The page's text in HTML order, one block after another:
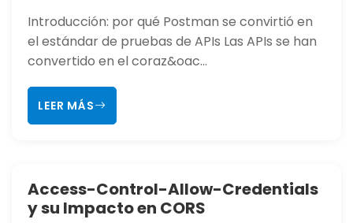
Introducción: por qué Postman se convirtió en
el estándar de pruebas de APIs Las APIs se han
convertido en el coraz&oac...
LEER MÁS
Access-Control-Allow-Credentials
y su Impacto en CORS